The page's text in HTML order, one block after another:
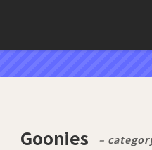
Goonies –